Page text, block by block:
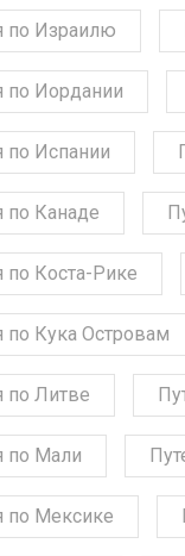
по Израилю
по Иордании
по Испании
по Канаде
по Коста-Рике
по Кука Островам
по Литве
по Мали
по Мексике